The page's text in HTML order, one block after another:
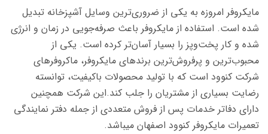
مایکروفر امروزه به یکی از ضروری‌ترین وسایل آشپزخانه تبدیل
شده است. استفاده از مایکروفر باعث صرفه‌جویی در زمان و انرژی
شده و کار پخت‌وپز را بسیار آسان‌تر کرده است. یکی از
محبوب‌ترین و پرفروش‌ترین برندهای مایکروفر، ماکروفرهای
شرکت کنوود است که با تولید محصولات باکیفیت، توانسته
رضایت بسیاری از مشتریان را جلب کند.این شرکت همچنین
دارای دفاتر خدمات پس از فروش متعددی از جمله دفتر نمایندگی
تعمیرات مایکروفر کنوود اصفهان میباشد.